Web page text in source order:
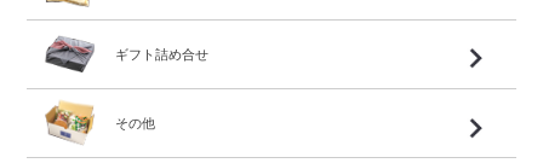
ギフト詰め合せ
その他